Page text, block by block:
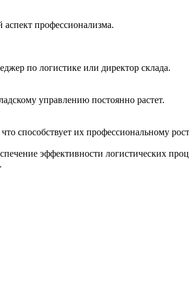
профессионализма.
по логистике или директор склада.
управлению постоянно растет.
способствует их профессиональному
эффективности логистических